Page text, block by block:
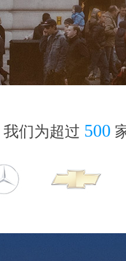
我们为超过 500